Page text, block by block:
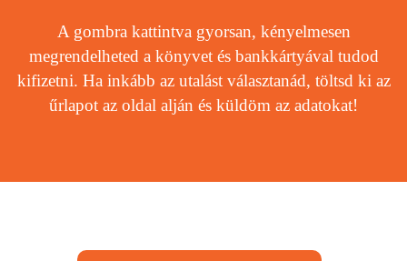
A gombra kattintva gyorsan, kényelmesen
megrendelheted a könyvet és bankkártyával tudod
kifizetni. Ha inkább az utalást választanád, töltsd ki az
űrlapot az oldal alján és küldöm az adatokat!